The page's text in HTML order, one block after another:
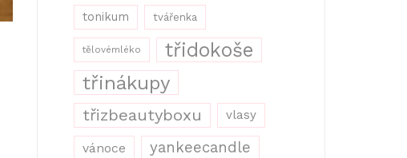
tonikum tvářenka
tělovémléko
třidokoše
třinákupy
třizbeautyboxu vlasy
vánoce yankeecandle